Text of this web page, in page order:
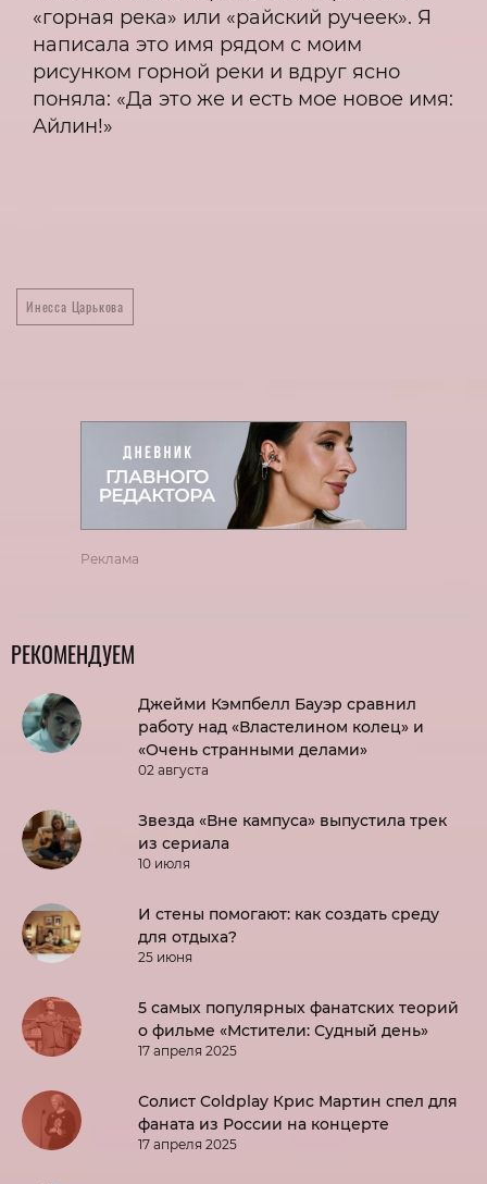
«горная река» или «райский ручеек». Я
написала это имя рядом с моим
рисунком горной реки и вдруг ясно
поняла: «Да это же и есть мое новое имя:
Айлин!»
Инесса Царькова
Реклама
РЕКОМЕНДУЕМ
Джейми Кэмпбелл Бауэр сравнил
работу над «Властелином колец» и
«Очень странными делами»
02 августа
Звезда «Вне кампуса» выпустила трек
из сериала
10 июля
И стены помогают: как создать среду
для отдыха?
25 июня
5 самых популярных фанатских теорий
о фильме «Мстители: Судный день»
17 апреля 2025
Солист Coldplay Крис Мартин спел для
фаната из России на концерте
17 апреля 2025